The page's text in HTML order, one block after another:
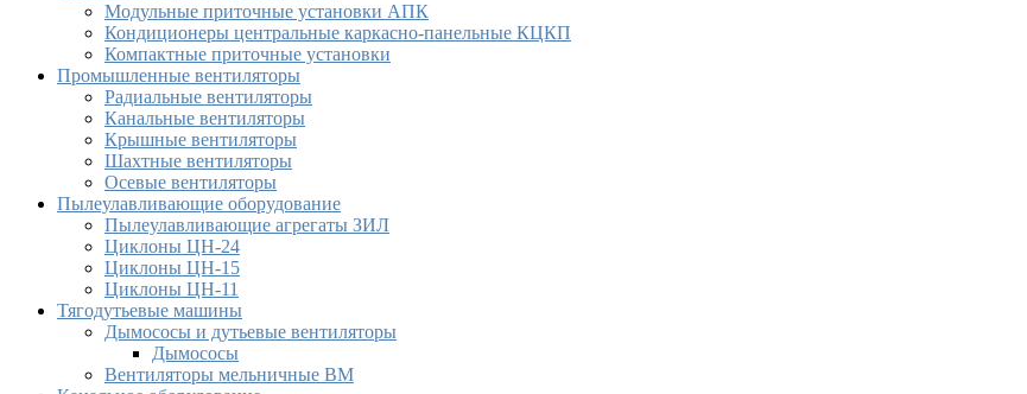
Модульные приточные установки АПК
Кондиционеры центральные каркасно-панельные КЦКП
Компактные приточные установки
Промышленные вентиляторы
Радиальные вентиляторы
Канальные вентиляторы
Крышные вентиляторы
Шахтные вентиляторы
Осевые вентиляторы
Пылеулавливающие оборудование
Пылеулавливающие агрегаты ЗИЛ
Циклоны ЦН-24
Циклоны ЦН-15
Циклоны ЦН-11
Тягодутьевые машины
Дымососы и дутьевые вентиляторы
Дымососы
Вентиляторы мельничные ВМ